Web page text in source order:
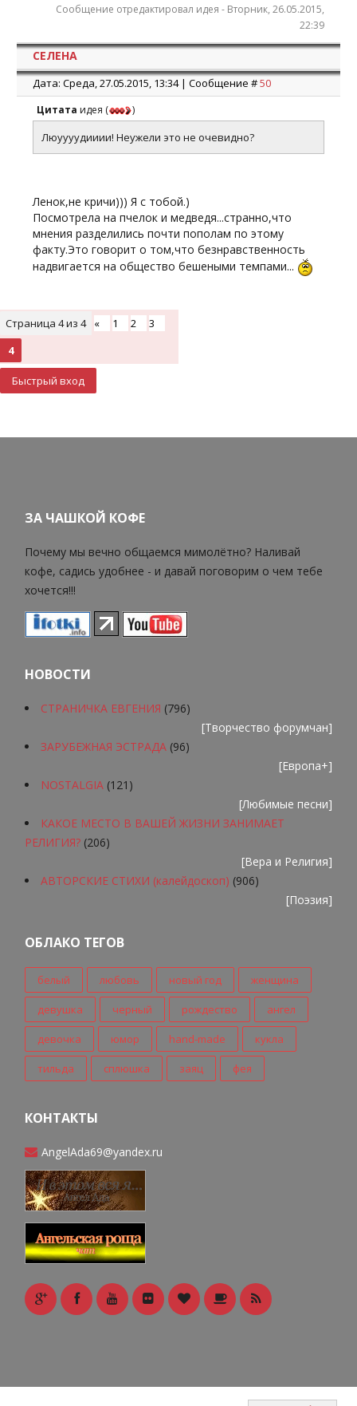
Сообщение отредактировал идея - Вторник, 26.05.2015,
22:39
СЕЛЕНА
Дата: Среда, 27.05.2015, 13:34 | Сообщение #50
Цитата идея ( )
Люуууудииии! Неужели это не очевидно?
Ленок,не кричи))) Я с тобой.)
Посмотрела на пчелок и медведя...странно,что
мнения разделились почти пополам по этому
факту.Это говорит о том,что безнравственность
надвигается на общество бешеными темпами...
Страница 4из 4 « 1 2
3
4
ЗА ЧАШКОЙ КОФЕ
Почему мы вечно общаемся мимолётно? Наливай
кофе, садись удобнее - и давай поговорим о чем тебе
хочется!!!
НОВОСТИ
СТРАНИЧКА ЕВГЕНИЯ (796)
[Творчество форумчан]
ЗАРУБЕЖНАЯ ЭСТРАДА (96)
[Европа+]
NOSTALGIA (121)
[Любимые песни]
КАКОЕ МЕСТО В ВАШЕЙ ЖИЗНИ ЗАНИМАЕТ
РЕЛИГИЯ? (206)
[Вера и Религия]
АВТОРСКИЕ СТИХИ (калейдоскоп) (906)
[Поэзия]
ОБЛАКО ТЕГОВ
белый любовь новый год женщина
девушка черный рождество ангел
девочка юмор hand-made кукла
тильда сплюшка заяц фея
КОНТАКТЫ
AngelAda69@yandex.ru